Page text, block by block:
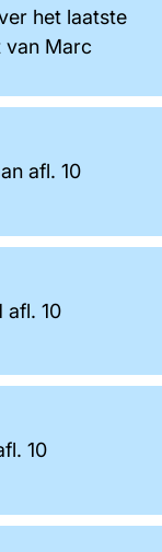
het laatste
van Marc
afl. 10
afl. 10
10